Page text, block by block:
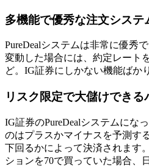
多機能で優秀な注文システ
PureDealシステムは非常に優秀
変動した場合には、約定レート
ど。 IG証券にしかない機能ばか
リスク限定で大儲けでき
IG証券のPureDealシステムにな
のはプラスかマイナスを予測す
下回るかによって決済されます
ションを70で買っていた場合、